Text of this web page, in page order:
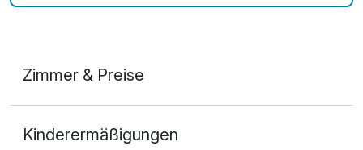
Zimmer & Preise
2 Erwachsene
Kinderermäßigungen